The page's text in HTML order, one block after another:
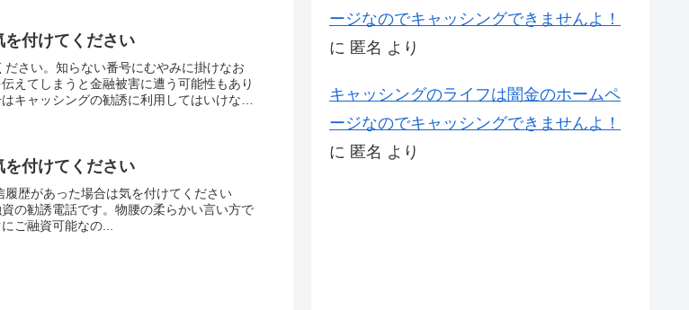
付けてください
さい。知らない番号にむやみに掛けなお
えてしまうと金融被害に遭う可能性もあり
キャッシングの勧誘に利用してはいけない
付けてください
歴があった場合は気を付けてください
の勧誘電話です。物腰の柔らかい言い方で
ご融資可能なの...
ージなのでキャッシングできませんよ！
に 匿名 より
キャッシングのライフは闇金のホームペ
ージなのでキャッシングできませんよ！
に 匿名 より